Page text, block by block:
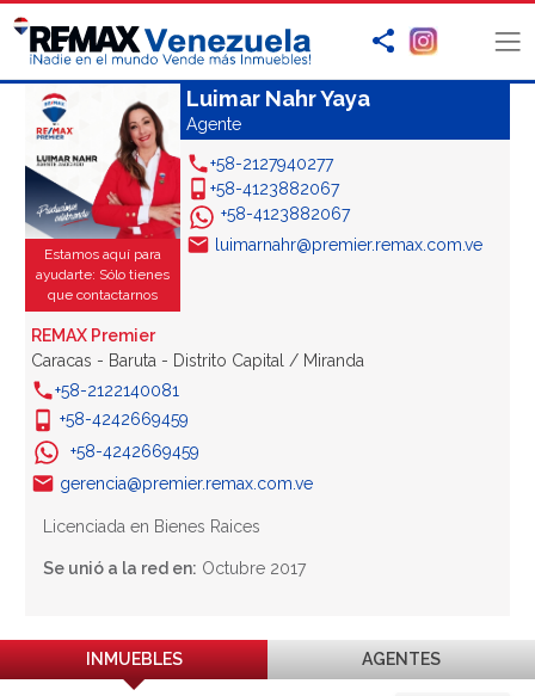
Estamos aquí para
ayudarte: Sólo tienes
que contactarnos
Luimar Nahr Yaya
Agente
+58-2127940277
+58-4123882067
+58-4123882067
luimarnahr@premier.remax.com.ve
REMAX Premier
Caracas - Baruta - Distrito Capital / Miranda
+58-2122140081
+58-4242669459
+58-4242669459
gerencia@premier.remax.com.ve
Licenciada en Bienes Raices
Se unió a la red en: Octubre 2017
INMUEBLES AGENTES